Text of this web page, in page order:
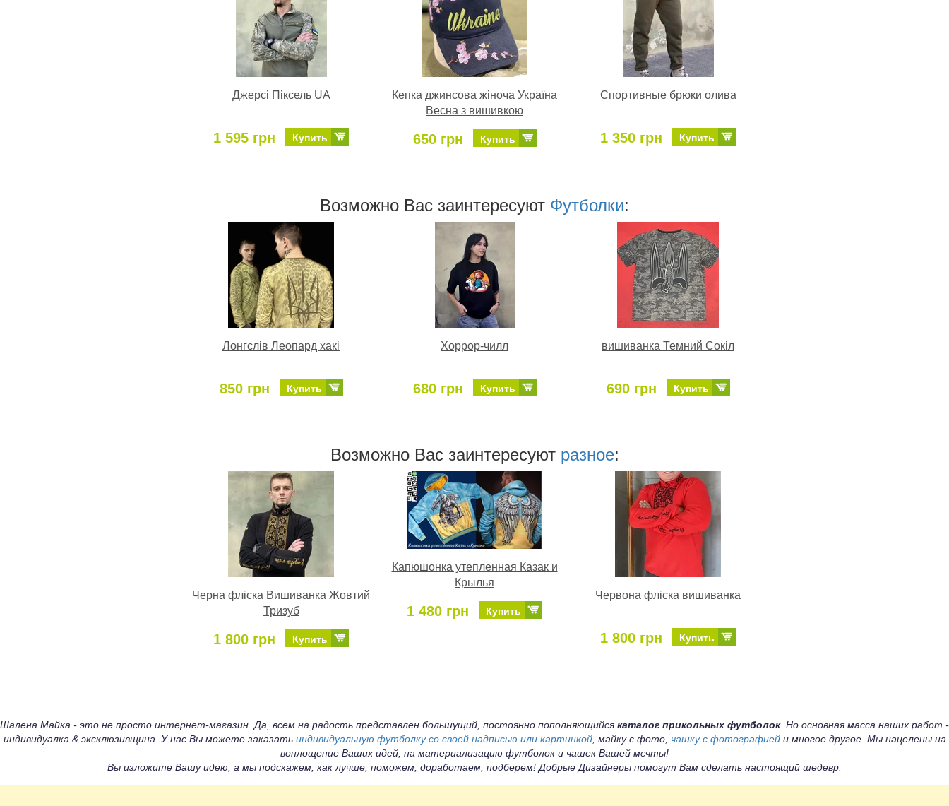
Джерсі Піксель UA
1 595 грн Купить
Кепка джинсова жіноча Україна
Весна з вишивкою
650 грн Купить
Спортивные брюки олива
1 350 грн Купить
Возможно Ваc заинтересуют Футболки:
Лонгслів Леопард хакі
850 грн Купить
Хоррор-чилл
680 грн Купить
вишиванка Темний Сокіл
690 грн Купить
Возможно Ваc заинтересуют разное:
Черна фліска Вишиванка Жовтий
Тризуб
1 800 грн Купить
Капюшонка утепленная Казак и
Крылья
1 480 грн Купить
Червона фліска вишиванка
1 800 грн Купить
Шалена Майка - это не просто интернет-магазин. Да, всем на радость представлен большущий, постоянно пополняющийся каталог прикольных футболок. Но основная масса наших работ -
индивидуалка & эксклюзивщина. У нас Вы можете заказать индивидуальную футболку со своей надписью или картинкой, майку с фото, чашку с фотографиейи многое другое. Мы нацелены на
воплощение Ваших идей, на материализацию футболок и чашек Вашей мечты!
Вы изложите Вашу идею, а мы подскажем, как лучше, поможем, доработаем, подберем! Добрые Дизайнеры помогут Вам сделать настоящий шедевр.